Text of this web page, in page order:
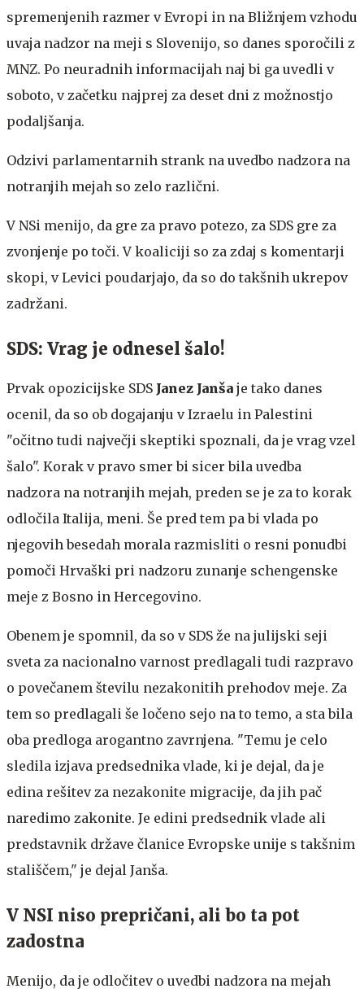
spremenjenih razmer v Evropi in na Bližnjem vzhodu
uvaja nadzor na meji s Slovenijo, so danes sporočili z
MNZ. Po neuradnih informacijah naj bi ga uvedli v
soboto, v začetku najprej za deset dni z možnostjo
podaljšanja.
Odzivi parlamentarnih strank na uvedbo nadzora na
notranjih mejah so zelo različni.
V NSi menijo, da gre za pravo potezo, za SDS gre za
zvonjenje po toči. V koaliciji so za zdaj s komentarji
skopi, v Levici poudarjajo, da so do takšnih ukrepov
zadržani.
SDS: Vrag je odnesel šalo!
Prvak opozicijske SDS Janez Janša je tako danes
ocenil, da so ob dogajanju v Izraelu in Palestini
"očitno tudi največji skeptiki spoznali, da je vrag vzel
šalo". Korak v pravo smer bi sicer bila uvedba
nadzora na notranjih mejah, preden se je za to korak
odločila Italija, meni. Še pred tem pa bi vlada po
njegovih besedah morala razmisliti o resni ponudbi
pomoči Hrvaški pri nadzoru zunanje schengenske
meje z Bosno in Hercegovino.
Obenem je spomnil, da so v SDS že na julijski seji
sveta za nacionalno varnost predlagali tudi razpravo
o povečanem številu nezakonitih prehodov meje. Za
tem so predlagali še ločeno sejo na to temo, a sta bila
oba predloga arogantno zavrnjena. "Temu je celo
sledila izjava predsednika vlade, ki je dejal, da je
edina rešitev za nezakonite migracije, da jih pač
naredimo zakonite. Je edini predsednik vlade ali
predstavnik države članice Evropske unije s takšnim
stališčem," je dejal Janša.
V NSI niso prepričani, ali bo ta pot
zadostna
Menijo, da je odločitev o uvedbi nadzora na mejah